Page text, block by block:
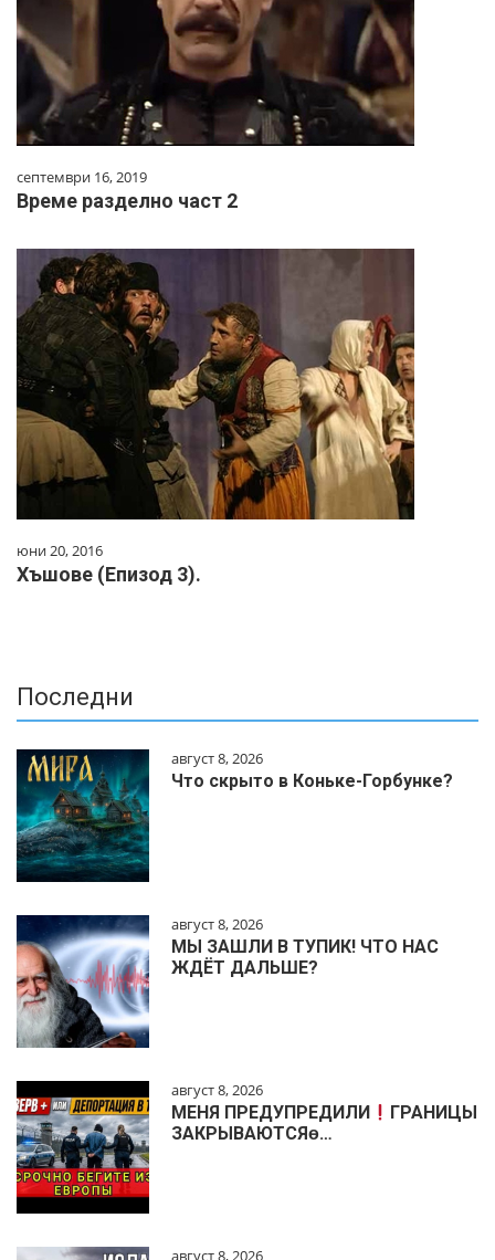
септември 16, 2019
Време разделно част 2
юни 20, 2016
Хъшове (Епизод 3).
Последни
август 8, 2026
Что скрыто в Коньке-Горбунке?
август 8, 2026
МЫ ЗАШЛИ В ТУПИК! ЧТО НАС
ЖДЁТ ДАЛЬШЕ?
август 8, 2026
МЕНЯ ПРЕДУПРЕДИЛИ
ГРАНИЦЫ
ЗАКРЫВАЮТСЯɵ…
август 8, 2026